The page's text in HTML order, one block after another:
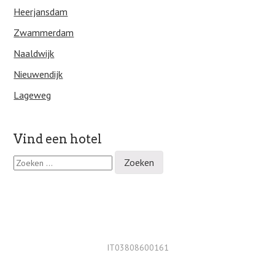
Heerjansdam
Zwammerdam
Naaldwijk
Nieuwendijk
Lageweg
Vind een hotel
Z
o
IT03808600161